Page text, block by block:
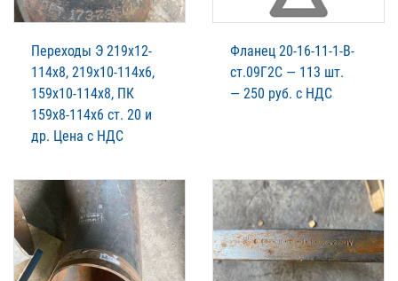
Переходы Э 219х12-
114х8, 219х10-114х6,
159х10-114х8, ПК
159х8-114х6 ст. 20 и
др. Цена с НДС
Фланец 20-16-11-1-В-
ст.09Г2С — 113 шт.
— 250 руб. с НДС